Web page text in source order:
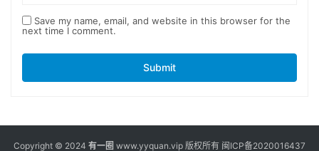
Save my name, email, and website in this browser for the
next time I comment.
Submit
Copyright © 2024 有一圈 www.yyquan.vip 版权所有 闽ICP备2020016437